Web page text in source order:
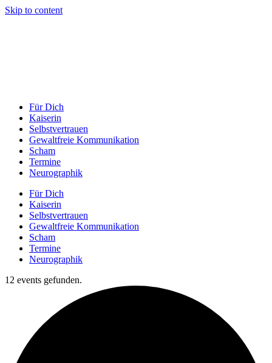
Skip to content
Für Dich
Kaiserin
Selbstvertrauen
Gewaltfreie Kommunikation
Scham
Termine
Neurographik
Für Dich
Kaiserin
Selbstvertrauen
Gewaltfreie Kommunikation
Scham
Termine
Neurographik
12 events gefunden.